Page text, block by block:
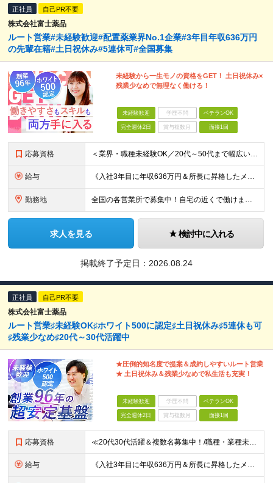
正社員 自己PR不要
株式会社富士薬品
ルート営業#未経験歓迎#配置薬業界No.1企業#3年目年収636万円
の先輩在籍#土日祝休み#5連休可#全国募集
未経験から一生モノの資格をGET！ 土日祝休み×
残業少なめで無理なく働ける！
未経験歓迎 学歴不問 ベテランOK
完全週休2日 賞与複数月 面接1回
応募資格 ＜業界・職種未経験OK／20代～50代まで幅広い年齢層が活躍中＞ ■普通自動車免許（AT限定可）をお持ちの方 └お客様先へ訪問するため、問題なく運転ができる方を想定しています。 ■高卒以上 ■60歳未
給与 《入社3年目に年収636万円＆所長に昇格したメンバーも！》 ◆月給245,796円～269,205円+営業実績手当+諸手当 ※試用期間3ヶ月(待遇同一) ※固定残業代(22.5時間分/35,796円～
勤務地 全国の各営業所で募集中！自宅の近くで働けます。 ※住所は一部の営業所のみ載せています ★詳細は以下のリンクをご覧ください https://www.fujiyakuhin.co.jp/shop/eig
求人を見る 検討中に入れる
掲載終了予定日： 2026.08.24
正社員 自己PR不要
株式会社富士薬品
ルート営業♯未経験OK♯ホワイト500に認定♯土日祝休み♯5連休も可
♯残業少なめ♯20代～30代活躍中
★圧倒的知名度で提案＆成約しやすいルート営業
★ 土日祝休み＆残業少なめで私生活も充実！
未経験歓迎 学歴不問 ベテランOK
完全週休2日 賞与複数月 面接1回
応募資格 ≪20代30代活躍＆複数名募集中！/職種・業種未経験大歓迎/第二新卒OK≫ ◎普通自動車免許（AT限定可）をお持ちの方 └お客様先へ訪問するため、問題なく運転ができる方を想定しています。 ◎高卒以上
給与 《入社3年目に年収636万円＆所長に昇格したメンバーも！》 ◆月給245,796円～269,205円+営業実績手当+諸手当 ※試用期間3ヶ月(待遇同一) ※固定残業代(22.5時間分/35,796円～